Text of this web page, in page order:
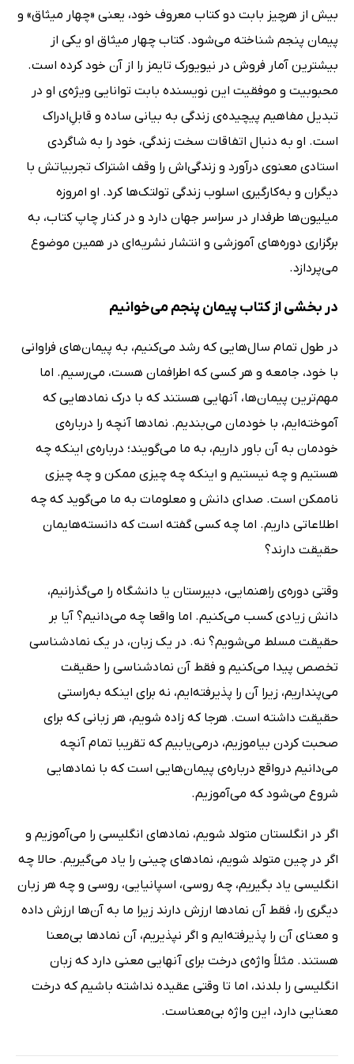
بیش از هرچیز بابت دو کتاب معروف خود، یعنی «چهار میثاق» و
پیمان پنجم شناخته‌ می‌شود. کتاب چهار میثاق او یکی از
بیشترین آمار فروش در نیویورک‌ تایمز را از آن خود کرده است.
محبوبیت و موفقیت این نویسنده‌ بابت توانایی ویژه‌ی او در
تبدیل مفاهیم پیچیده‌ی زندگی به بیانی ساده و قابلِ‌ادراک
است. او به دنبال اتفاقات سخت زندگی، خود را به شاگردی
استادی معنوی درآورد و زندگی‌اش را وقف اشتراک تجربیاتش با
دیگران و به‌کار‌گیری اسلوب زندگی تولتک‌ها کرد. او امروزه
میلیون‌ها طرفدار در سراسر جهان دارد و در کنار چاپ کتاب، به
برگزاری دوره‌های آموزشی و انتشار نشریه‌ای در همین موضوع
می‌پردازد.
در بخشی از کتاب پیمان پنجم می‌خوانیم
در طول تمام سال‌هایى که رشد مى‌کنیم، به پیمان‌هاى فراوانى
با خود، جامعه و هر کسى که اطرافمان هست، مى‌رسیم. اما
مهم‌ترین پیمان‌ها، آنهایى هستند که با درک نمادهایى که
آموخته‌ایم، با خودمان مى‌بندیم. نمادها آنچه را درباره‌ى
خودمان به آن باور داریم، به ما مى‌گویند؛ درباره‌ى اینکه چه
هستیم و چه نیستیم و اینکه چه چیزى ممکن و چه چیزى
ناممکن است. صداى دانش و معلومات به ما مى‌گوید که چه
اطلاعاتى داریم. اما چه کسى گفته است که دانسته‌هایمان
حقیقت دارند؟
وقتى دوره‌ى راهنمایى، دبیرستان یا دانشگاه را مى‌گذرانیم،
دانش زیادى کسب مى‌کنیم. اما واقعا چه مى‌دانیم؟ آیا بر
حقیقت مسلط مى‌شویم؟ نه. در یک زبان، در یک نمادشناسى
تخصص پیدا مى‌کنیم و فقط آن نمادشناسى را حقیقت
مى‌پنداریم، زیرا آن را پذیرفته‌ایم، نه براى اینکه به‌راستى
حقیقت داشته است. هرجا که زاده شویم، هر زبانى که براى
صحبت کردن بیاموزیم، درمى‌یابیم که تقریبا تمام آنچه
مى‌دانیم درواقع درباره‌ى پیمان‌هایى است که با نمادهایى
شروع مى‌شود که مى‌آموزیم.
اگر در انگلستان متولد شویم، نمادهاى انگلیسى را مى‌آموزیم و
اگر در چین متولد شویم، نمادهاى چینى را یاد مى‌گیریم. حالا چه
انگلیسى یاد بگیریم، چه روسى، اسپانیایى، روسى و چه هر زبان
دیگرى را، فقط آن نمادها ارزش دارند زیرا ما به آن‌ها ارزش داده
و معناى آن را پذیرفته‌ایم و اگر نپذیریم، آن نمادها بى‌معنا
هستند. مثلاً واژه‌ى درخت براى آنهایى معنى دارد که زبان
انگلیسى را بلدند، اما تا وقتى عقیده نداشته باشیم که درخت
معنایى دارد، این واژه بى‌معناست.